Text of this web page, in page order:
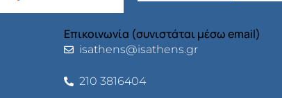
Επικοινωνία (συνιστάται μέσω email)
isathens@isathens.gr
210 3816404